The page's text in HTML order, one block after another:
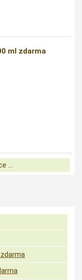
ml zdarma
...